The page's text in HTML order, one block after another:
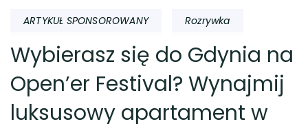
ARTYKUŁ SPONSOROWANY Rozrywka
Wybierasz się do Gdynia na
Open’er Festival? Wynajmij
luksusowy apartament w